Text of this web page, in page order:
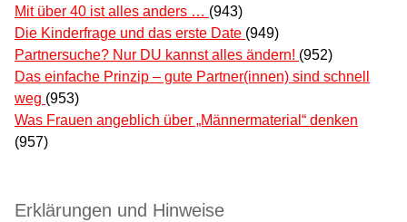
Mit über 40 ist alles anders … (943)
Die Kinderfrage und das erste Date (949)
Partnersuche? Nur DU kannst alles ändern! (952)
Das einfache Prinzip – gute Partner(innen) sind schnell
weg (953)
Was Frauen angeblich über „Männermaterial“ denken
(957)
Erklärungen und Hinweise